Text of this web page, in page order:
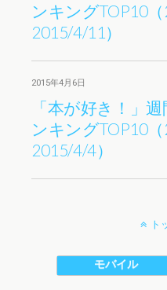
ンキングTOP10
2015/4/11）
2015年4月6日
「本が好き！」
ンキングTOP10
2015/4/4）
ト
モバイル